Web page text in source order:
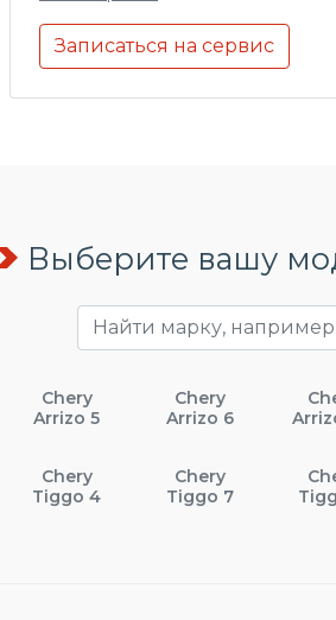
Записаться на сервис
Выберите вашу
Chery
Arrizo 5
Chery
Arrizo 6
Chery
Tiggo 4
Chery
Tiggo 7